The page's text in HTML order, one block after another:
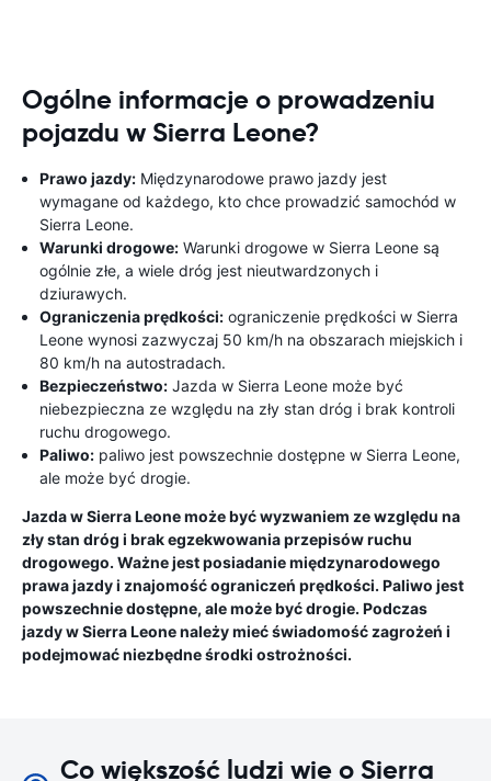
Ogólne informacje o prowadzeniu
pojazdu w Sierra Leone?
Prawo jazdy: Międzynarodowe prawo jazdy jest
wymagane od każdego, kto chce prowadzić samochód w
Sierra Leone.
Warunki drogowe: Warunki drogowe w Sierra Leone są
ogólnie złe, a wiele dróg jest nieutwardzonych i
dziurawych.
Ograniczenia prędkości: ograniczenie prędkości w Sierra
Leone wynosi zazwyczaj 50 km/h na obszarach miejskich i
80 km/h na autostradach.
Bezpieczeństwo: Jazda w Sierra Leone może być
niebezpieczna ze względu na zły stan dróg i brak kontroli
ruchu drogowego.
Paliwo: paliwo jest powszechnie dostępne w Sierra Leone,
ale może być drogie.
Jazda w Sierra Leone może być wyzwaniem ze względu na
zły stan dróg i brak egzekwowania przepisów ruchu
drogowego. Ważne jest posiadanie międzynarodowego
prawa jazdy i znajomość ograniczeń prędkości. Paliwo jest
powszechnie dostępne, ale może być drogie. Podczas
jazdy w Sierra Leone należy mieć świadomość zagrożeń i
podejmować niezbędne środki ostrożności.
Co większość ludzi wie o Sierra